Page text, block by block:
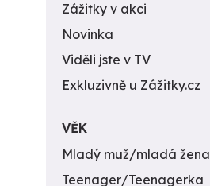
Zážitky v akci
Novinka
Viděli jste v TV
Exkluzivně u Zážitky.cz
VĚK
Mladý muž/mladá žena
Teenager/Teenagerka